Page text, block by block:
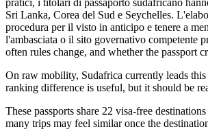
Sri Lanka, Corea del Sud e Seychelles.
procedura per il visto in anticipo e tenere a
l'ambasciata o il sito governativo competente
often rules change, and whether the passport
On raw mobility, Sudafrica currently leads
ranking difference is useful, but it should be
These passports share 22 visa-free
many trips may feel similar once the